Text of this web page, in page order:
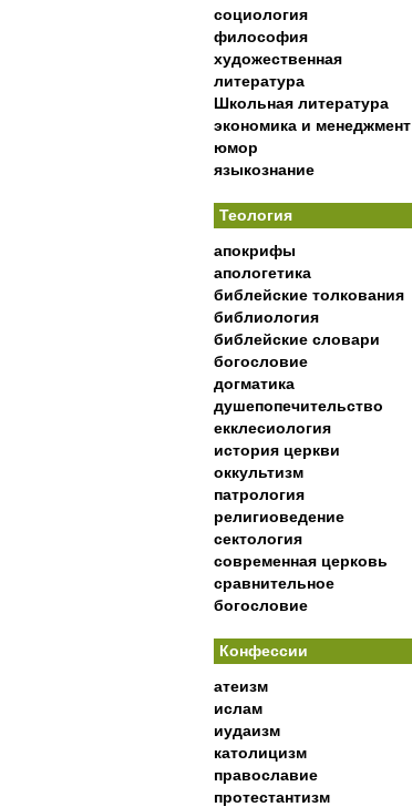
социология
философия
художественная
литература
Школьная литература
экономика и менеджмент
юмор
языкознание
Теология
апокрифы
апологетика
библейские толкования
библиология
библейские словари
богословие
догматика
душепопечительство
екклесиология
история церкви
оккультизм
патрология
религиоведение
сектология
современная церковь
сравнительное
богословие
Конфессии
атеизм
ислам
иудаизм
католицизм
православие
протестантизм